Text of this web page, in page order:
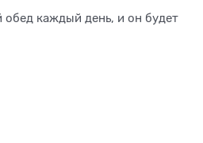
каждый день, и он будет